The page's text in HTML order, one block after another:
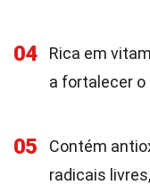
04
Rica em
a fortalecer
05
Contém
radicais